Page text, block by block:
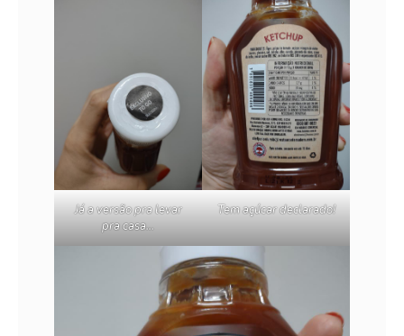
Já a versão pra levar
pra casa…
Tem açúcar declarado!